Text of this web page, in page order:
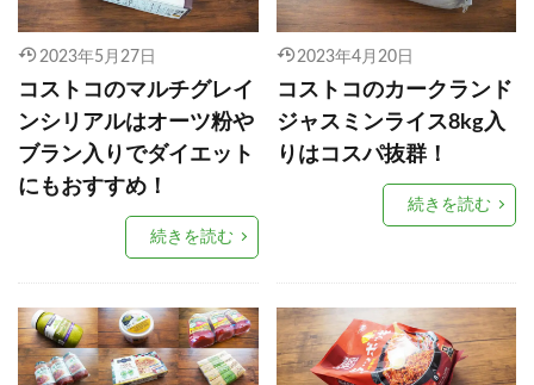
2023年5月27日
コストコのマルチグレイ
ンシリアルはオーツ粉や
ブラン入りでダイエット
にもおすすめ！
続きを読む
2023年4月20日
コストコのカークランド
ジャスミンライス8kg入
りはコスパ抜群！
続きを読む